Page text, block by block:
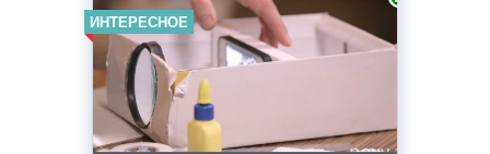
ИНТЕРЕСНОЕ